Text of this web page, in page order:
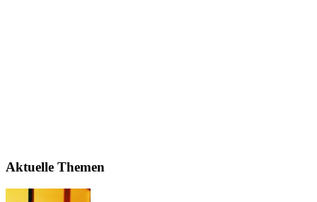
Aktuelle Themen